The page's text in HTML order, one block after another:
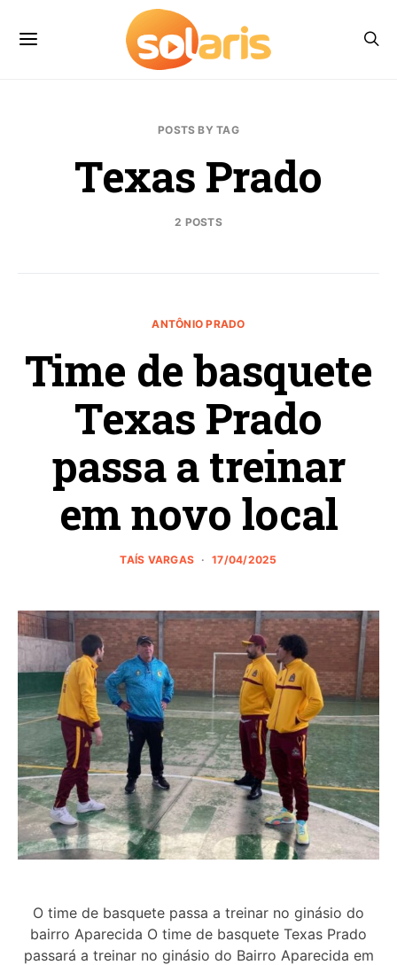
POSTS BY TAG
Texas Prado
2 POSTS
ANTÔNIO PRADO
Time de basquete
Texas Prado
passa a treinar
em novo local
TAÍS VARGAS 17/04/2025
O time de basquete passa a treinar no ginásio do
bairro Aparecida O time de basquete Texas Prado
passará a treinar no ginásio do Bairro Aparecida em